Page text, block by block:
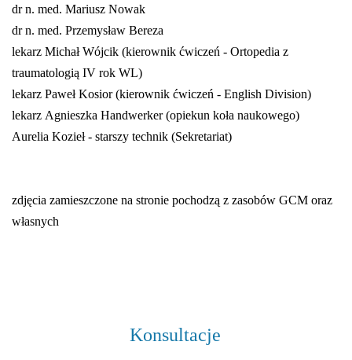
dr n. med. Mariusz Nowak
dr n. med. Przemysław Bereza
lekarz Michał Wójcik (kierownik ćwiczeń - Ortopedia z
traumatologią IV rok WL)
lekarz Paweł Kosior (kierownik ćwiczeń - English Division)
lekarz Agnieszka Handwerker (opiekun koła naukowego)
Aurelia Kozieł - starszy technik (Sekretariat)
zdjęcia zamieszczone na stronie pochodzą z zasobów GCM oraz
własnych
Konsultacje